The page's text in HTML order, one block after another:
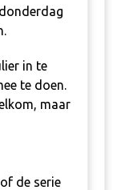
in te
te doen.
maar
de serie